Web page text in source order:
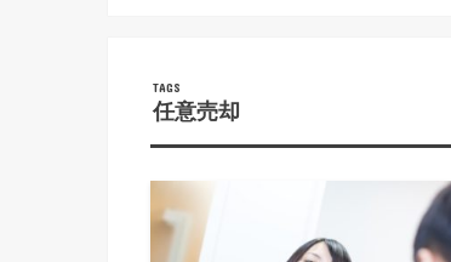
任意売却